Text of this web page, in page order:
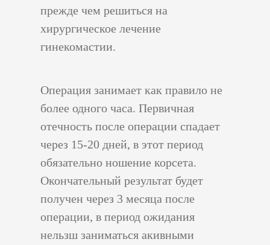
прежде чем решиться на
хирургическое лечение
гинекомастии.
Операция занимает как правило не
более одного часа. Первичная
отечность после операции спадает
через 15-20 дней, в этот период
обязательно ношение корсета.
Окончательный результат будет
получен через 3 месяца после
операции, в период ожидания
нельзш заниматься акивными